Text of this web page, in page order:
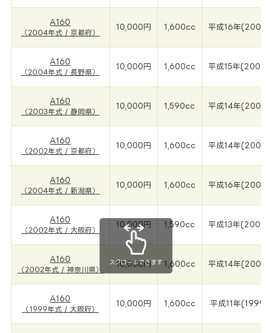
A160
（2004年式 / 京都府）
10,000円 1,600cc 平成16年(2004
A160
（2004年式 / 長野県）
10,000円 1,600cc 平成15年(2004
A160
（2003年式 / 静岡県）
10,000円 1,590cc 平成14年(2003
A160
（2002年式 / 京都府）
10,000円 1,600cc 平成14年(2002
A160
（2004年式 / 新潟県）
10,000円 1,600cc 平成16年(2004
A160
（2002年式 / 大阪府）
10,000円 1,590cc 平成13年(2002
A160
（2002年式 / 神奈川県）
10,000円 1,600cc 平成14年(2002
A160
（1999年式 / 大阪府）
10,000円 1,600cc 平成11年(1999
スクロールできます